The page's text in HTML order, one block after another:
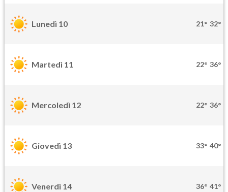
Lunedì 10 21° 32°
Martedì 11 22° 36°
Mercoledì 12 22° 36°
Giovedì 13 33° 40°
Venerdì 14 36° 41°